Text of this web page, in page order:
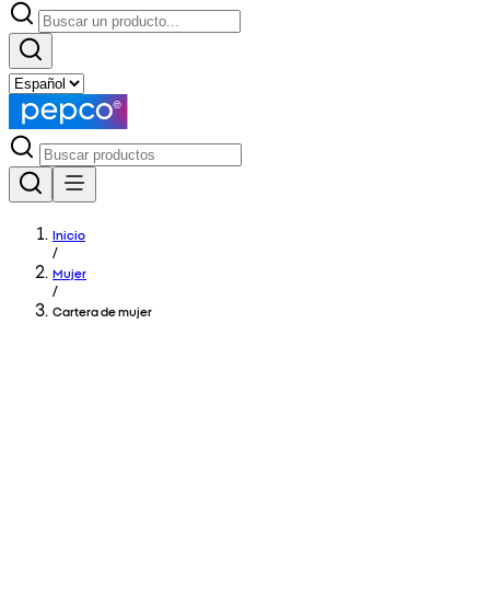
Inicio
/
Mujer
/
Cartera de mujer